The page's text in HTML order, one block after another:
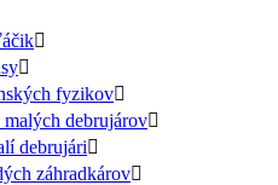
fyzikov
debrujárov
debrujári
záhradkárov